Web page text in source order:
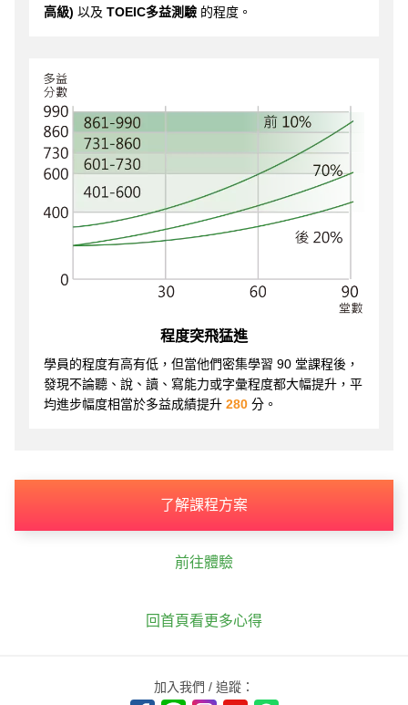
高級) 以及 TOEIC多益測驗 的程度。
程度突飛猛進
學員的程度有高有低，但當他們密集學習 90 堂課程後，
發現不論聽、說、讀、寫能力或字彙程度都大幅提升，平
均進步幅度相當於多益成績提升 280 分。
了解課程方案
前往體驗
回首頁看更多心得
加入我們 / 追蹤：